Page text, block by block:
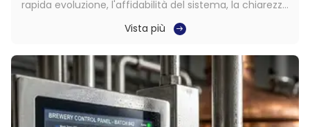
rapida evoluzione, l'affidabilità del sistema, la chiarezza
visiva e la stabilità a lungo termine non sono più
opzionali.Sono requisiti necessari per le piattaforme che
specialmente quando il ...
Vista più